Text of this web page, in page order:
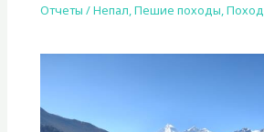
Отчеты /Непал,Пешие походы,Поход